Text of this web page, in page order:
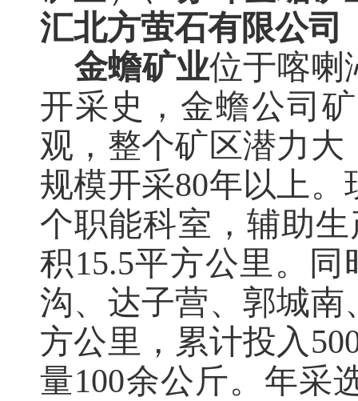
汇北方萤石有限公司
金蟾矿业位于喀喇
开采史，金蟾公司
观，整个矿区潜力
规模开采80年以上。
个职能科室，辅助
积15.5平方公里。
沟、达子营、郭城南
方公里，累计投入
量100余公斤。 年采